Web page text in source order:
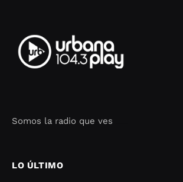
Somos la radio que ves
LO ÚLTIMO